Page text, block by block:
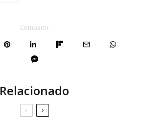
Compartir
Relacionado